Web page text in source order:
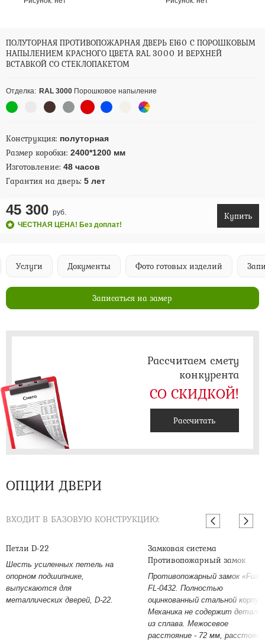
ПОЛУТОРНАЯ ПРОТИВОПОЖАРНАЯ ДВЕРЬ EI60 С ПОРОШКОВЫМ
НАПЫЛЕНИЕМ КРАСНОГО ЦВЕТА RAL 3000 И ВЕРХНЕЙ
ВСТАВКОЙ СО СТЕКЛОПАКЕТОМ
Отделка: RAL 3000 Порошковое напыление
Конструкция: полуторная
Размер коробки: 2400*1200 мм
Изготовление: 48 часов
Гарантия на дверь: 5 лет
45 300 руб.
ЧЕСТНАЯ ЦЕНА! Без доплат!
Купить
Услуги Документы Фото готовых изделий
Записаться на замер
Рассчитаем смету
конкурента
СО СКИДКОЙ!
Рассчитать
ОПЦИИ ДВЕРИ
ВХОДИТ В БАЗОВУЮ КОНСТРУКЦИЮ:
Петли D-22
Шесть усиленных петель на
опорном подшипнике,
выпускаются для
металлических дверей, D-22.
Замковая система
Противопожарный замок
Противопожарный замок
FL-0432. Полностью
оцинкованный стальной корпус.
Механика не содержит деталей
из сплава. Межосевое
расстояние - 72 мм,